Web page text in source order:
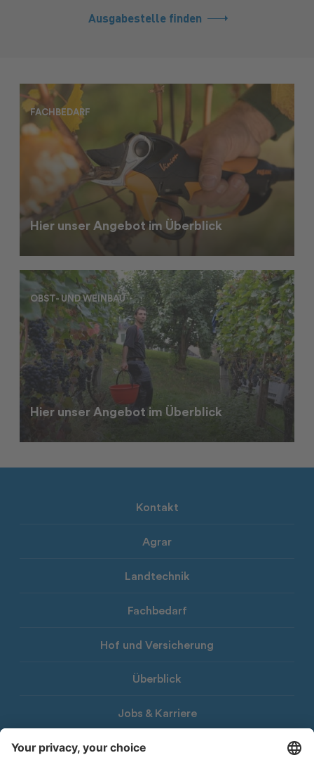
Ausgabestelle finden
FACHBEDARF
Hier unser Angebot im Überblick
OBST- UND WEINBAU
Hier unser Angebot im Überblick
Kontakt
Agrar
Landtechnik
Fachbedarf
Hof und Versicherung
Überblick
Jobs & Karriere
Download